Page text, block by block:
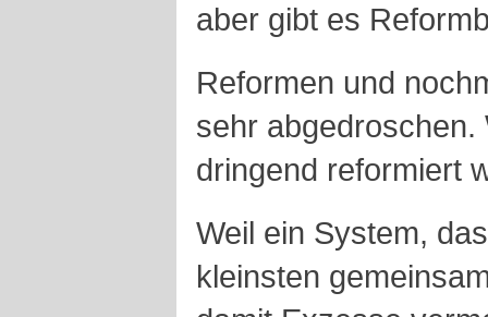
aber gibt es
Reformen und
sehr
dringend reformiert
Weil ein System,
kleinsten